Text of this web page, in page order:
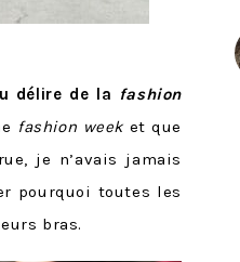
délire de la fashion
fashion week et que
je n’avais jamais
pourquoi toutes les
bras.